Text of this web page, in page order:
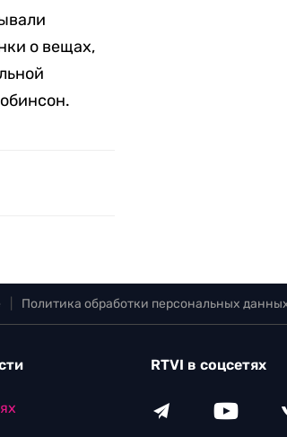
о вещах,
Политика обработки персональных
RTVI в соцсетях